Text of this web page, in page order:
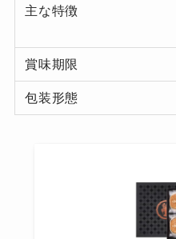
主な特徴
賞味期限
包装形態